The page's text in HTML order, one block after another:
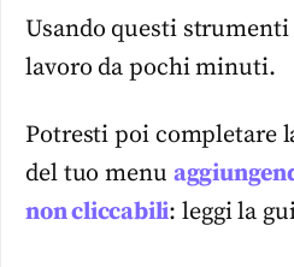
Usando questi
lavoro da pochi minuti.
Potresti poi completare
del tuo menu
non cliccabili: leggi la